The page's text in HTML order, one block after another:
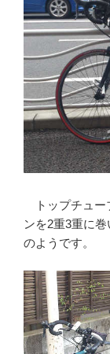
トップチュー
ンを2重3重に
のようです。